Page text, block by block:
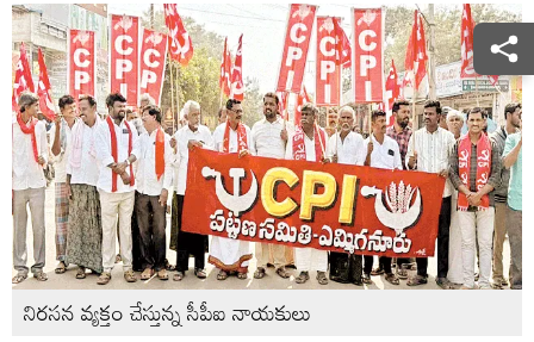
నిరసన వ్యక్తం చేస్తున్న సీపీఐ నాయకులు